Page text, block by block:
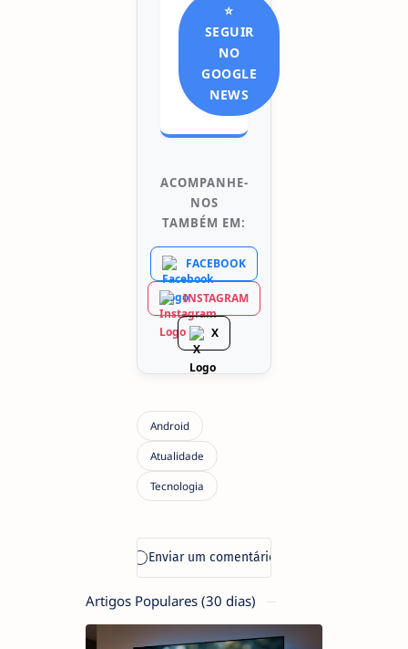
⭐
SEGUIR
NO
GOOGLE
NEWS
ACOMPANHE-
NOS
TAMBÉM EM:
FACEBOOK
INSTAGRAM
X
Artigos Populares (30 dias)